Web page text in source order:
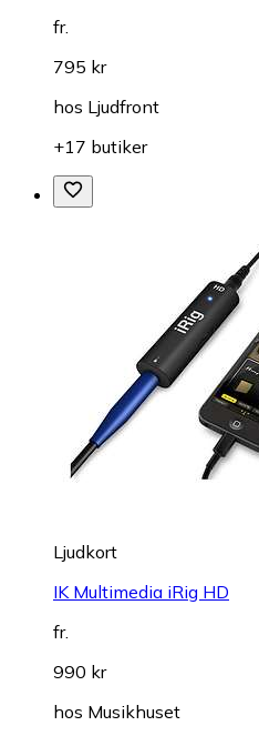
fr.
795 kr
hos Ljudfront
+17 butiker
Ljudkort
IK Multimedia iRig HD
fr.
990 kr
hos Musikhuset